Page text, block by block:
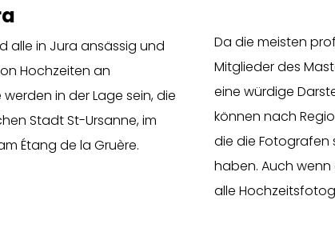
alle in Jura ansässig und
Hochzeiten an
in der Lage sein, die
Stadt St-Ursanne, im
Étang de la Gruère.
Da die meisten
Mitglieder des
eine würdige
können nach
die die Fotografen
haben. Auch
alle